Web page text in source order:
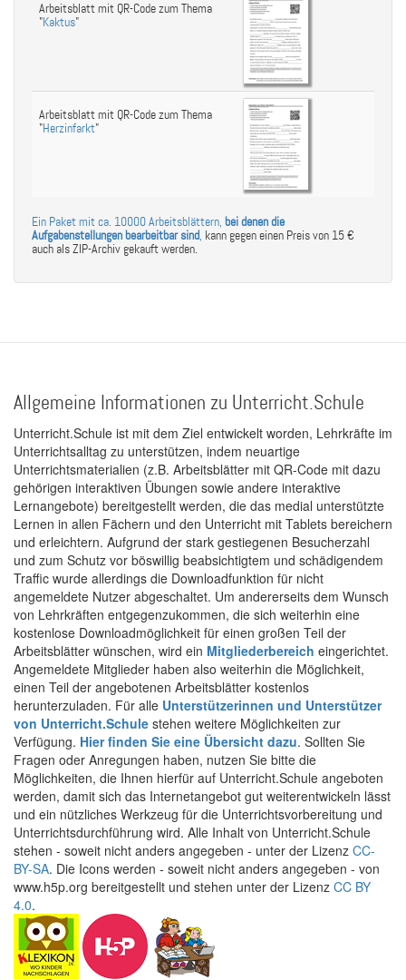
Arbeitsblatt mit QR-Code zum Thema
"Kaktus"
Arbeitsblatt mit QR-Code zum Thema
"Herzinfarkt"
Ein Paket mit ca. 10000 Arbeitsblättern, bei denen die
Aufgabenstellungen bearbeitbar sind, kann gegen einen Preis von 15 €
auch als ZIP-Archiv gekauft werden.
Allgemeine Informationen zu Unterricht.Schule
Unterricht.Schule ist mit dem Ziel entwickelt worden, Lehrkräfte im
Unterrichtsalltag zu unterstützen, indem neuartige
Unterrichtsmaterialien (z.B. Arbeitsblätter mit QR-Code mit dazu
gehörigen interaktiven Übungen sowie andere interaktive
Lernangebote) bereitgestellt werden, die das medial unterstützte
Lernen in allen Fächern und den Unterricht mit Tablets bereichern
und erleichtern. Aufgrund der stark gestiegenen Besucherzahl
und zum Schutz vor böswillig beabsichtigtem und schädigendem
Traffic wurde allerdings die Downloadfunktion für nicht
angemeldete Nutzer abgeschaltet. Um andererseits dem Wunsch
von Lehrkräften entgegenzukommen, die sich weiterhin eine
kostenlose Downloadmöglichkeit für einen großen Teil der
Arbeitsblätter wünschen, wird ein Mitgliederbereich eingerichtet.
Angemeldete Mitglieder haben also weiterhin die Möglichkeit,
einen Teil der angebotenen Arbeitsblätter kostenlos
herunterzuladen. Für alle Unterstützerinnen und Unterstützer
von Unterricht.Schule stehen weitere Möglichkeiten zur
Verfügung. Hier finden Sie eine Übersicht dazu. Sollten Sie
Fragen oder Anregungen haben, nutzen Sie bitte die
Möglichkeiten, die Ihnen hierfür auf Unterricht.Schule angeboten
werden, damit sich das Internetangebot gut weiterentwickeln lässt
und ein nützliches Werkzeug für die Unterrichtsvorbereitung und
Unterrichtsdurchführung wird. Alle Inhalt von Unterricht.Schule
stehen - soweit nicht anders angegeben - unter der Lizenz CC-
BY-SA. Die Icons werden - soweit nicht anders angegeben - von
www.h5p.org bereitgestellt und stehen unter der Lizenz CC BY
4.0.